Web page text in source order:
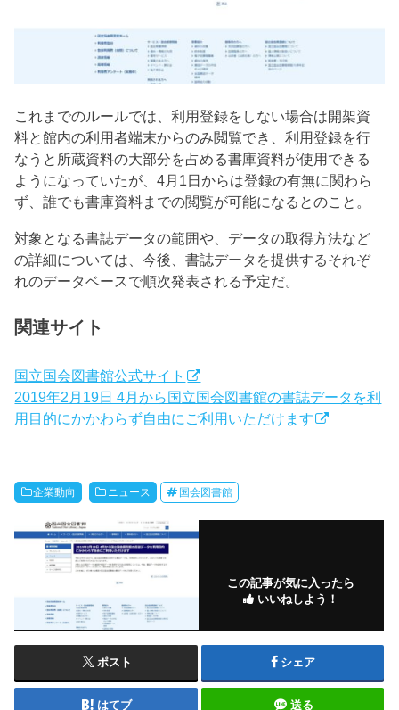
これまでのルールでは、利用登録をしない場合は開架資
料と館内の利用者端末からのみ閲覧でき、利用登録を行
なうと所蔵資料の大部分を占める書庫資料が使用できる
ようになっていたが、4月1日からは登録の有無に関わら
ず、誰でも書庫資料までの閲覧が可能になるとのこと。
対象となる書誌データの範囲や、データの取得方法など
の詳細については、今後、書誌データを提供するそれぞ
れのデータベースで順次発表される予定だ。
関連サイト
国立国会図書館公式サイト
2019年2月19日 4月から国立国会図書館の書誌データを利
用目的にかかわらず自由にご利用いただけます
企業動向 ニュース 国会図書館
この記事が気に入ったら
いいねしよう！
ポスト シェア
はてブ 送る